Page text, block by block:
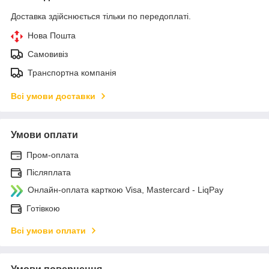
Доставка здійснюється тільки по передоплаті.
Нова Пошта
Самовивіз
Транспортна компанія
Всі умови доставки
Умови оплати
Пром-оплата
Післяплата
Онлайн-оплата карткою Visa, Mastercard - LiqPay
Готівкою
Всі умови оплати